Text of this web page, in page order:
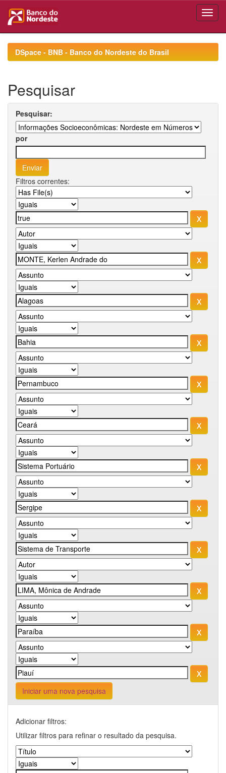
navigationDSpace - BNB - Banco do Nordeste do Brasil
Pesquisar
Pesquisar:
por
Filtros correntes:
Iniciar uma nova pesquisa
Adicionar filtros:
Utilizar filtros para refinar o resultado da pesquisa.